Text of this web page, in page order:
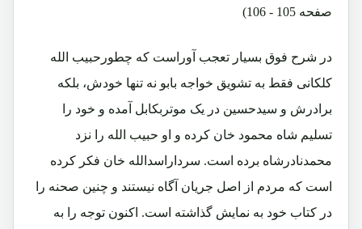
صفحه 105 - 106)
در شرح فوق بسیار تعجب آوراست که چطورحبیب الله
کلکانی فقط به تشویق خواجه بابو نه تنها خودش، بلکه
برادرش و سیدحسین در یک موتربکابل آمده و خود را
تسلیم شاه محمود خان کرده و او حبیب الله را نزد
محمدنادرشاه برده است. سرداراسدالله خان فکر کرده
است که مردم از اصل جریان آگاه نیستند و چنین صحنه را
در کتاب خود به نمایش گذاشته است. اکنون توجه را به